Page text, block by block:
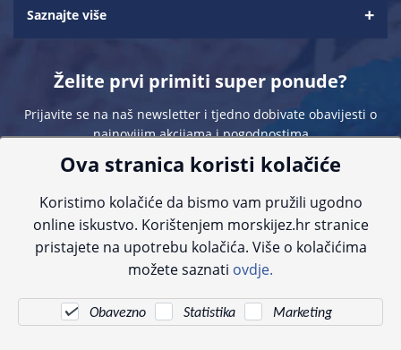
Saznajte više
Želite prvi primiti super ponude?
Prijavite se na naš newsletter i tjedno dobivate obavijesti o
najnovijim akcijama i pogodnostima
Sve navedene cijene sadrže PDV. Pokušavamo osigurati što preciznije
informacije, ali zbog tehnoloških ograničenja ne možemo garantirati potpunu
kontaktirajte nas putem telefona:+385 23 231 761ili e-maila:info@morskijez.hr
Ova stranica koristi kolačiće
Koristimo kolačiće da bismo vam pružili ugodno
online iskustvo. Korištenjem morskijez.hr stranice
pristajete na upotrebu kolačića. Više o kolačićima
možete saznati ovdje.
Obavezno Statistika Marketing